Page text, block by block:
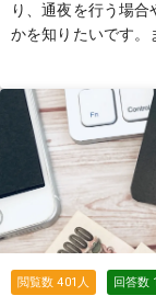
り、通夜を行う場
かを知りたいです。
葬の場合の費用感
・参列者が少ない場合の準備す
せんので、アドバ
たします。
続きを見
閲覧数401 人 回答数